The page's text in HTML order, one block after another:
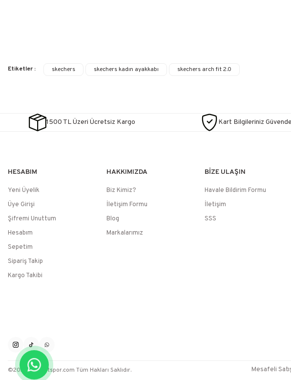
Etiketler : skechers skechers kadın ayakkabı skechers arch fit 2.0
1500 TL Üzeri Ücretsiz Kargo Kart Bilgileriniz Güvende
HESABIM
Yeni Üyelik
Üye Girişi
Şifremi Unuttum
Hesabım
Sepetim
Sipariş Takip
Kargo Takibi
HAKKIMIZDA
Biz Kimiz?
İletişim Formu
Blog
Markalarımız
BİZE ULAŞIN
Havale Bildirim Formu
İletişim
SSS
©2026 / Muratspor.com Tüm Hakları Saklıdır. Mesafeli